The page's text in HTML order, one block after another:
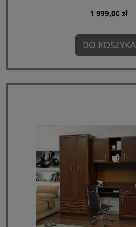
1 999,00 zł
DO KOSZYKA